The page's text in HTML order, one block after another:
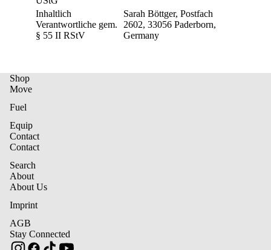
Inhaltlich
Verantwortliche gem.
§ 55 II RStV
Sarah Böttger, Postfach
2602, 33056 Paderborn,
Germany
Shop
Move
Fuel
Equip
Contact
Contact
Search
About
About Us
Imprint
AGB
Stay ConnectedShipping policy
Right of withdrawal